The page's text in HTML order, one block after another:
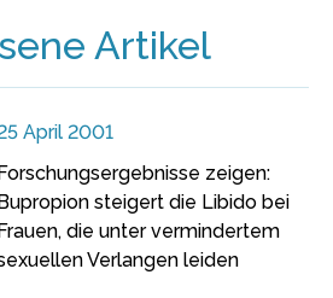
Artikel
April 2001
zeigen:
steigert die Libido bei
die unter vermindertem
Verlangen leiden